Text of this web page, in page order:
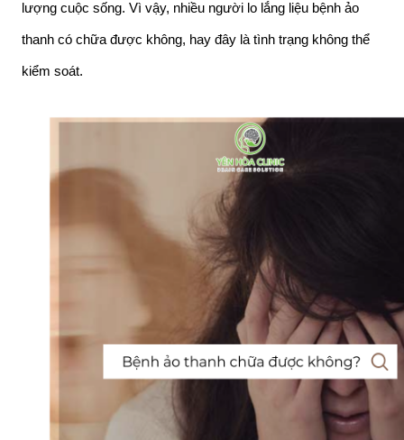
lượng cuộc sống. Vì vậy, nhiều người lo lắng liệu bệnh ảo
thanh có chữa được không, hay đây là tình trạng không thể
kiểm soát.